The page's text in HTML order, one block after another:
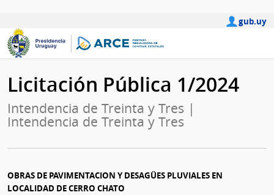
gub.uy
Licitación Pública 1/2024
Intendencia de Treinta y Tres |
Intendencia de Treinta y Tres
OBRAS DE PAVIMENTACION Y DESAGÜES PLUVIALES EN
LOCALIDAD DE CERRO CHATO